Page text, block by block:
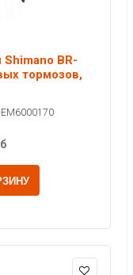
BR-
тормозов,